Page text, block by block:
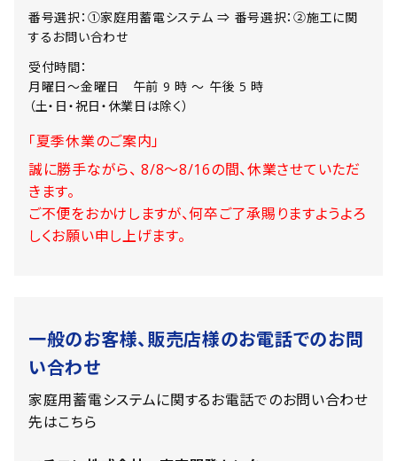
番号選択：①家庭用蓄電システム ⇒ 番号選択：②施工に関
するお問い合わせ
受付時間：
月曜日〜金曜日 午前 9 時 〜 午後 5 時
（土・日・祝日・休業日は除く）
「夏季休業のご案内」
誠に勝手ながら、 8/8～8/16の間、休業させていただ
きます。
ご不便をおかけしますが、何卒ご了承賜りますようよろ
しくお願い申し上げます。
一般のお客様、販売店様のお電話でのお問
い合わせ
家庭用蓄電システムに関するお電話でのお問い合わせ
先はこちら